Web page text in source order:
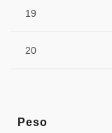
19
20
Peso